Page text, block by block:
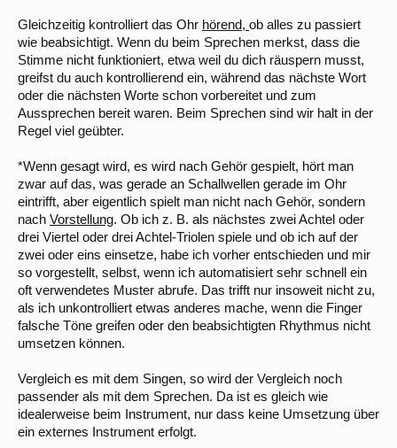
Gleichzeitig kontrolliert das Ohr hörend, ob alles zu passiert
wie beabsichtigt. Wenn du beim Sprechen merkst, dass die
Stimme nicht funktioniert, etwa weil du dich räuspern musst,
greifst du auch kontrollierend ein, während das nächste Wort
oder die nächsten Worte schon vorbereitet und zum
Aussprechen bereit waren. Beim Sprechen sind wir halt in der
Regel viel geübter.
*Wenn gesagt wird, es wird nach Gehör gespielt, hört man
zwar auf das, was gerade an Schallwellen gerade im Ohr
eintrifft, aber eigentlich spielt man nicht nach Gehör, sondern
nach Vorstellung. Ob ich z. B. als nächstes zwei Achtel oder
drei Viertel oder drei Achtel-Triolen spiele und ob ich auf der
zwei oder eins einsetze, habe ich vorher entschieden und mir
so vorgestellt, selbst, wenn ich automatisiert sehr schnell ein
oft verwendetes Muster abrufe. Das trifft nur insoweit nicht zu,
als ich unkontrolliert etwas anderes mache, wenn die Finger
falsche Töne greifen oder den beabsichtigten Rhythmus nicht
umsetzen können.
Vergleich es mit dem Singen, so wird der Vergleich noch
passender als mit dem Sprechen. Da ist es gleich wie
idealerweise beim Instrument, nur dass keine Umsetzung über
ein externes Instrument erfolgt.